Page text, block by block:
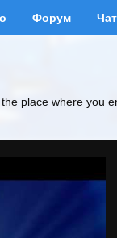
Форум Чат
place where you